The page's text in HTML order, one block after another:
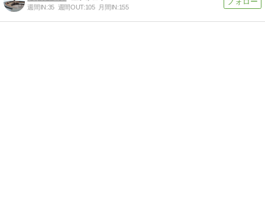
週間IN:35 週間OUT:105 月間IN:155